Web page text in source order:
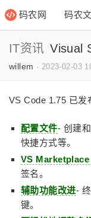
码农网 码农
IT资讯 Visual
willem · 2023-02-03
VS Code 1.75 已发
配置文件- 创建
快捷方式等。
VS Marketplace
签名。
辅助功能改进-
键。